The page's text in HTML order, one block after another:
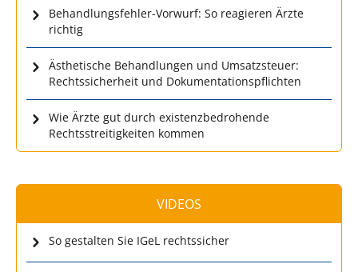
Behandlungsfehler-Vorwurf: So reagieren Ärzte
richtig
Ästhetische Behandlungen und Umsatzsteuer:
Rechtssicherheit und Dokumentationspflichten
Wie Ärzte gut durch existenzbedrohende
Rechtsstreitigkeiten kommen
VIDEOS
So gestalten Sie IGeL rechtssicher